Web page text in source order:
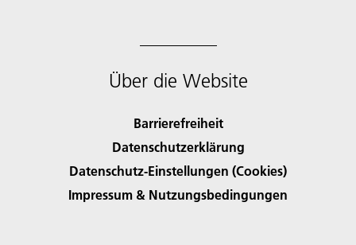
Über die Website
Barrierefreiheit
Datenschutzerklärung
Datenschutz-Einstellungen (Cookies)
Impressum & Nutzungsbedingungen